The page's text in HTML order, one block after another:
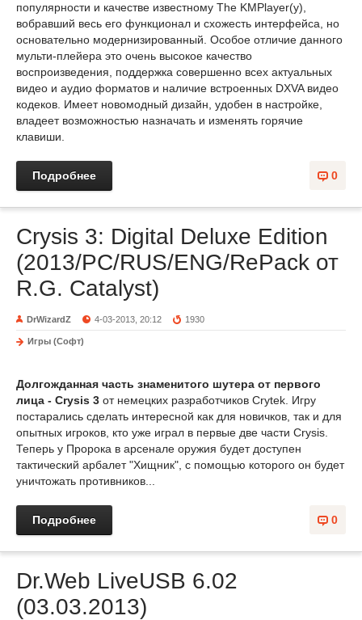
популярности и качестве известному The KMPlayer(у),
вобравший весь его функционал и схожесть интерфейса, но
основательно модернизированный. Особое отличие данного
мульти-плейера это очень высокое качество
воспроизведения, поддержка совершенно всех актуальных
видео и аудио форматов и наличие встроенных DXVA видео
кодеков. Имеет новомодный дизайн, удобен в настройке,
владеет возможностью назначать и изменять горячие
клавиши.
0
Подробнее
Crysis 3: Digital Deluxe Edition
(2013/PC/RUS/ENG/RePack от
R.G. Catalyst)
DrWizardZ 4-03-2013, 20:12 1930
Игры (Софт)
Долгожданная часть знаменитого шутера от первого
лица - Crysis 3 от немецких разработчиков Crytek. Игру
постарались сделать интересной как для новичков, так и для
опытных игроков, кто уже играл в первые две части Crysis.
Теперь у Пророка в арсенале оружия будет доступен
тактический арбалет "Хищник", с помощью которого он будет
уничтожать противников...
0
Подробнее
Dr.Web LiveUSB 6.02
(03.03.2013)